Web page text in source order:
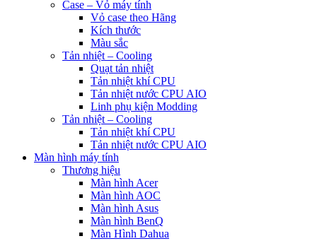
Case – Vỏ máy tính
Vỏ case theo Hãng
Kích thước
Màu sắc
Tản nhiệt – Cooling
Quạt tản nhiệt
Tản nhiệt khí CPU
Tản nhiệt nước CPU AIO
Linh phụ kiện Modding
Tản nhiệt – Cooling
Tản nhiệt khí CPU
Tản nhiệt nước CPU AIO
Màn hình máy tính
Thương hiệu
Màn hình Acer
Màn hình AOC
Màn hình Asus
Màn hình BenQ
Màn Hình Dahua